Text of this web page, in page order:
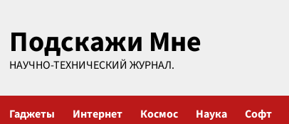
содержимому
Подскажи Мне
НАУЧНО-ТЕХНИЧЕСКИЙ ЖУРНАЛ.
Гаджеты Интернет Космос Наука Софт